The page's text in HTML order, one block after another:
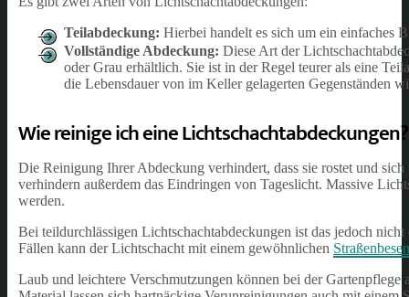
Teilabdeckung: Hierbei handelt es sich um ein einfaches
Vollständige Abdeckung: Diese Art der
oder Grau erhältlich. Sie ist in der Regel teurer als eine
die Lebensdauer von im Keller gelagerten Gegenständen
Wie reinige ich eine Lichtschachtabdeckungen?
Die Reinigung Ihrer Abdeckung verhindert, dass sie rostet und
verhindern außerdem das Eindringen von Tageslicht. Massive
werden.
Bei teildurchlässigen Lichtschachtabdeckungen ist das jedoch
Fällen kann der Lichtschacht mit einem gewöhnlichen Straßenbesen
Laub und leichtere Verschmutzungen können bei der Gartenpflege